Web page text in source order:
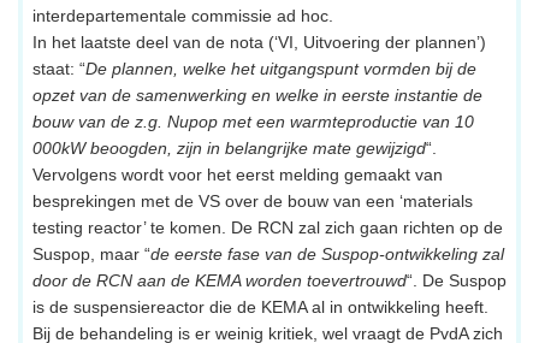
interdepartementale commissie ad hoc.
In het laatste deel van de nota (‘VI, Uitvoering der plannen’)
staat: “De plannen, welke het uitgangspunt vormden bij de
opzet van de samenwerking en welke in eerste instantie de
bouw van de z.g. Nupop met een warmteproductie van 10
000kW beoogden, zijn in belangrijke mate gewijzigd“.
Vervolgens wordt voor het eerst melding gemaakt van
besprekingen met de VS over de bouw van een ‘materials
testing reactor’ te komen. De RCN zal zich gaan richten op de
Suspop, maar “de eerste fase van de Suspop-ontwikkeling zal
door de RCN aan de KEMA worden toevertrouwd“. De Suspop
is de suspensiereactor die de KEMA al in ontwikkeling heeft.
Bij de behandeling is er weinig kritiek, wel vraagt de PvdA zich